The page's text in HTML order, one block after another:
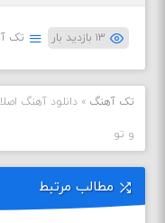
۱۳ بازدید بار تک
تک آهنگ »دانلود آهنگ
و تو
مطالب مرتبط